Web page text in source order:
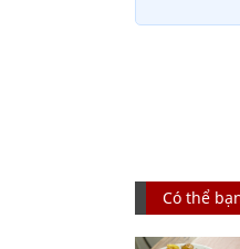
Có thể